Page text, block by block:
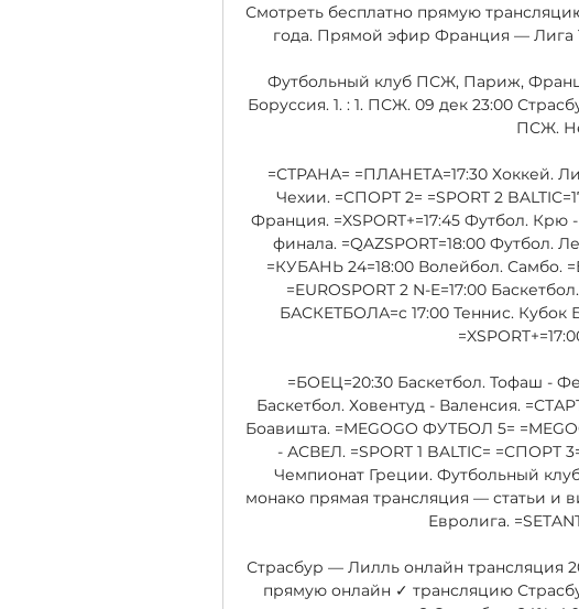
Смотреть бесплатно прямую
года. Прямой эфир Франция — Лига
Футбольный клуб ПСЖ, Париж,
Боруссия. 1. : 1. ПСЖ. 09 дек 23:00
ПСЖ.
=СТРАНА= =ПЛАНЕТА=17:30 Хоккей.
Чехии. =СПОРТ 2= =SPORT 2
Франция. =XSPORT+=17:45 Футбол. Крю
финала. =QAZSPORT=18:00 Футбол.
=КУБАНЬ 24=18:00 Волейбол. Самбо.
=EUROSPORT 2 N-E=17:00
БАСКЕТБОЛА=c 17:00 Теннис. Кубок
=БОЕЦ=20:30 Баскетбол. Тофаш -
Баскетбол. Ховентуд - Валенсия.
Боавишта. =MEGOGO ФУТБОЛ 5=
- АСВЕЛ. =SPORT 1 BALTIC= =СПОРТ
Чемпионат Греции. Футбольный
монако прямая трансляция — статьи и
Евролига.
Страсбур — Лилль онлайн трансляция
прямую онлайн ✓ трансляцию